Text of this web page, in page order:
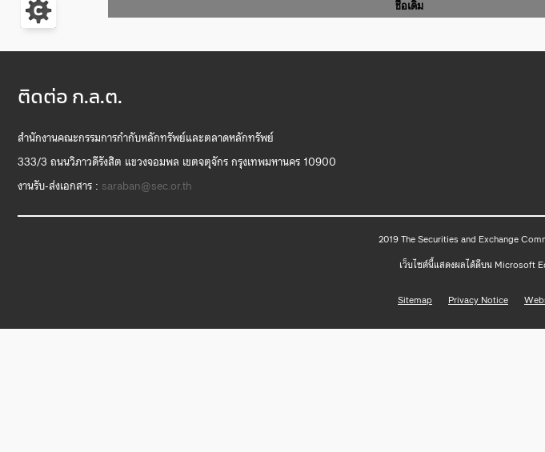
ชื่อเดิม
ติดต่อ ก.ล.ต.
สำนักงานคณะกรรมการกำกับหลักทรัพย์และตลาดหลักทรัพย์
333/3 ถนนวิภาวดีรังสิต แขวงจอมพล เขตจตุจักร กรุงเทพมหานคร 10900
งานรับ-ส่งเอกสาร : saraban@sec.or.th
2019 The Securities and Exchange
เว็บไซต์นี้แสดงผลได้ดีบน Microsoft
Sitemap Privacy Notice